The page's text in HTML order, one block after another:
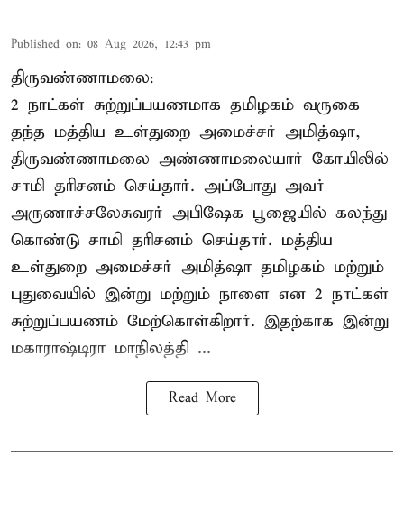
Published on: 08 Aug 2026, 12:43 pm
திருவண்ணாமலை:
2 நாட்கள் சுற்றுப்பயணமாக தமிழகம் வருகை
தந்த மத்திய உள்துறை அமைச்சர் அமித்ஷா,
திருவண்ணாமலை அண்ணாமலையார் கோயிலில்
சாமி தரிசனம் செய்தார். அப்போது அவர்
அருணாச்சலேசுவரர் அபிஷேக பூஜையில் கலந்து
கொண்டு சாமி தரிசனம் செய்தார். மத்திய
உள்துறை அமைச்சர் அமித்ஷா தமிழகம் மற்றும்
புதுவையில் இன்று மற்றும் நாளை என 2 நாட்கள்
சுற்றுப்பயணம் மேற்கொள்கிறார். இதற்காக இன்று
மகாராஷ்டிரா மாநிலத்தி ...
Read More